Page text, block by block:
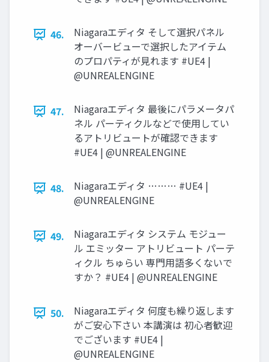
46.
Niagaraエディタ そして選択パネル
オーバービューで選択したアイテム
のプロパティが見れます #UE4 |
@UNREALENGINE
47.
Niagaraエディタ 最後にパラメータパ
ネル パーティクルなどで使用してい
るアトリビュートが確認できます
#UE4 | @UNREALENGINE
48.
Niagaraエディタ ……… #UE4 |
@UNREALENGINE
49.
Niagaraエディタ システム モジュー
ル エミッター アトリビュート パーテ
ィクル ちゅらい 専門用語多くないで
すか？ #UE4 | @UNREALENGINE
50.
Niagaraエディタ 何度も繰り返します
がご安心下さい 本講演は 初心者歓迎
でございます #UE4 |
@UNREALENGINE